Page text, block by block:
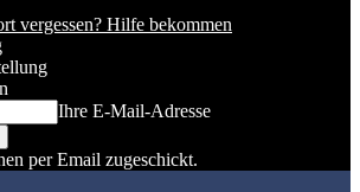
vergessen? Hilfe bekommen
Ihre E-Mail-Adresse
per Email zugeschickt.